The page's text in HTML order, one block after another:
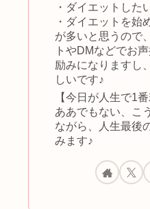
・ダイエットした
・ダイエットを始
が多いと思うので
トやDMなどでお
励みになりますし
しいです♪
【今日が人生で1番
ああでもない、こ
ながら、人生最後
みます♪